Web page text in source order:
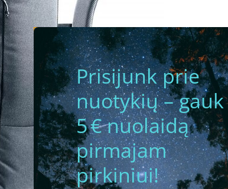
Prisijunk prie
nuotykių – gauk
5 € nuolaidą
pirmajam
pirkiniui!